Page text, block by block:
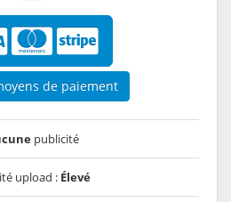
de paiement
publicité
upload : Élevé